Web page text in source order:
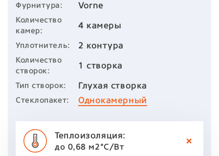
Фурнитура: Vorne
Количество
камер:
4 камеры
Уплотнитель: 2 контура
Количество
створок:
1 створка
Тип створок: Глухая створка
Стеклопакет: Однокамерный
Теплоизоляция:
до 0,68 м2°C/Вт